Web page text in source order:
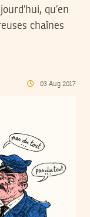
qu’en
chaînes
03 Aug 2017